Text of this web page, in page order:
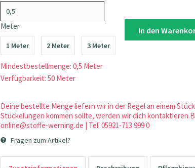
Meter
1 Meter 2 Meter 3 Meter
Mindestbestellmenge: 0,5 Meter
Verfügbarkeit: 50 Meter
In den
Deine bestellte Menge liefern wir in der Regel an einem
Stückelungen kommen sollte, werden wir dich
online@stoffe-werning.de | Tel: 05921-713 999 0
Fragen zum Artikel?